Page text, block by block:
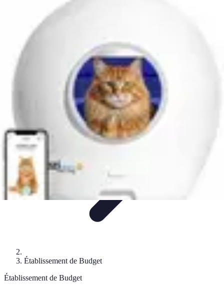
Gestion personnelle
Gestion de Budget
Établissement de Budget
Établissement de Budget